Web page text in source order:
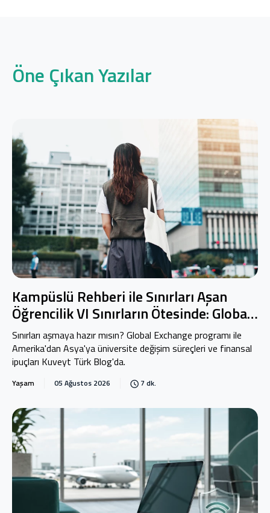
Öne Çıkan Yazılar
Kampüslü Rehberi ile Sınırları Aşan
Öğrencilik VI Sınırların Ötesinde: Global
Exchange
Sınırları aşmaya hazır mısın? Global Exchange programı ile
Amerika'dan Asya'ya üniversite değişim süreçleri ve finansal
ipuçları Kuveyt Türk Blog'da.
Yaşam 05 Ağustos 2026 7 dk.